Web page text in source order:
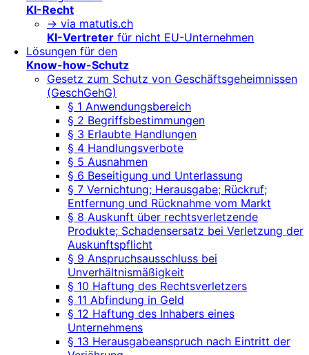
KI-Recht
-> via matutis.ch
KI-Vertreter für nicht EU-Unternehmen
Lösungen für den
Know-how-Schutz
Gesetz zum Schutz von Geschäftsgeheimnissen
(GeschGehG)
§ 1 Anwendungsbereich
§ 2 Begriffsbestimmungen
§ 3 Erlaubte Handlungen
§ 4 Handlungsverbote
§ 5 Ausnahmen
§ 6 Beseitigung und Unterlassung
§ 7 Vernichtung; Herausgabe; Rückruf;
Entfernung und Rücknahme vom Markt
§ 8 Auskunft über rechtsverletzende
Produkte; Schadensersatz bei Verletzung der
Auskunftspflicht
§ 9 Anspruchsausschluss bei
Unverhältnismäßigkeit
§ 10 Haftung des Rechtsverletzers
§ 11 Abfindung in Geld
§ 12 Haftung des Inhabers eines
Unternehmens
§ 13 Herausgabeanspruch nach Eintritt der